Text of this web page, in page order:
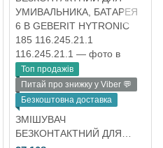
Топ продажів
Питай про знижку у Viber 💬
Безкоштовна доставка
ЗМІШУВАЧ
БЕЗКОНТАКТНИЙ ДЛЯ